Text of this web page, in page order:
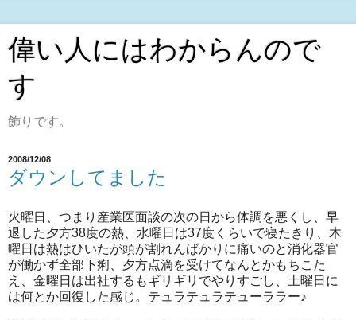
偉い人にはわからんので
す
飾りです。
2008/12/08
ダウンしてました
火曜日、つまり産業医面談の次の日から体調を悪くし、早
退した夕方38度の熱、水曜日は37度くらいで寝たきり、木
曜日は熱はひいたが頭が割れんばかりに痛いのと消化器官
が働かず全部下痢、夕方点滴を受けてなんとかもちこた
え、金曜日は出社するもギリギリでやりすごし、土曜日に
は何とか回復した感じ。テュラテュラテューララー♪